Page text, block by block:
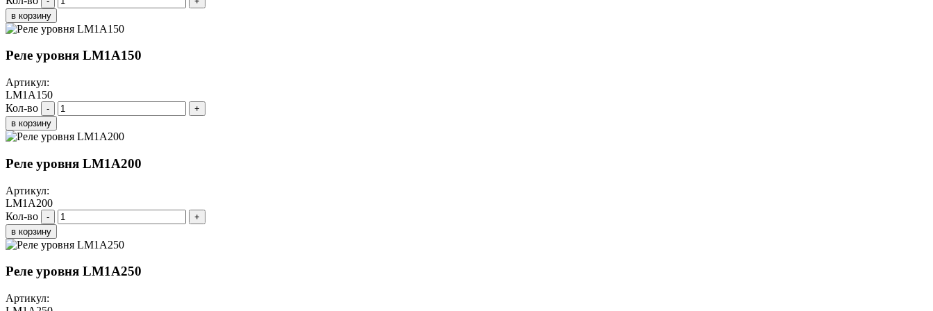
в корзину
Реле уровня LM1A150
Артикул:
LM1A150
Кол-во
-
+
в корзину
Реле уровня LM1A200
Артикул:
LM1A200
Кол-во
-
+
в корзину
Реле уровня LM1A250
Артикул: